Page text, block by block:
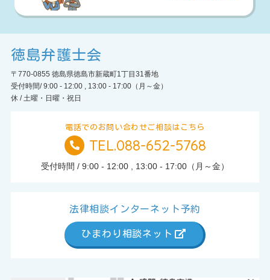
徳島弁護士会
〒770-0855 徳島県徳島市新蔵町1丁目31番地
受付時間/ 9:00 - 12:00 , 13:00 - 17:00（月～金）
休 / 土曜・日曜・祝日
電話でのお問い合わせご相談はこちら
TEL.
TEL.088-652-5768
受付時間 / 9:00 - 12:00 , 13:00 - 17:00（月～金）
法律相談インターネット予約
ひまわり相談ネット